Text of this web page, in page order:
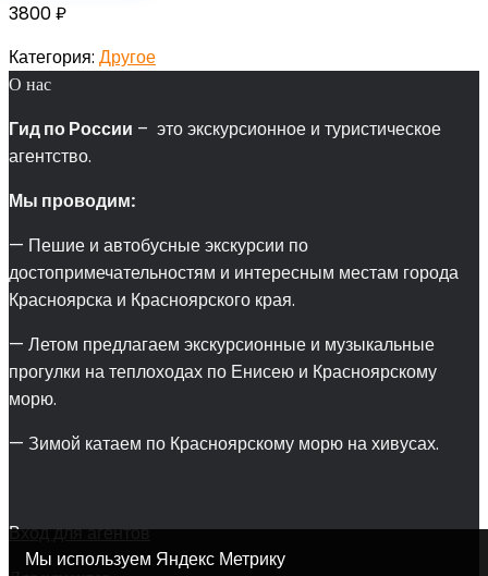
Мы используем Яндекс Метрику
3800₽
Категория: Другое
О нас
Гид по России – это экскурсионное и туристическое
агентство.
Мы проводим:
— Пешие и автобусные экскурсии по
достопримечательностям и интересным местам города
Красноярска и Красноярского края.
— Летом предлагаем экскурсионные и музыкальные
прогулки на теплоходах по Енисею и Красноярскому
морю.
— Зимой катаем по Красноярскому морю на хивусах.
Вход для агентов